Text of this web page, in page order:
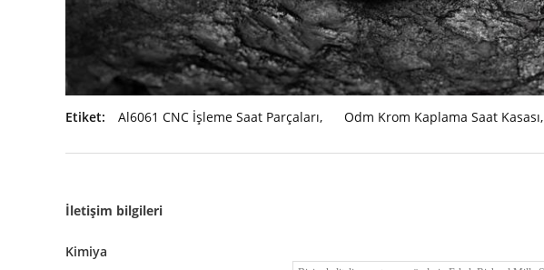
Etiket: Al6061 CNC İşleme Saat Parçaları, Odm Krom Kaplama Saat Kasası,
İletişim bilgileri
Kimiya